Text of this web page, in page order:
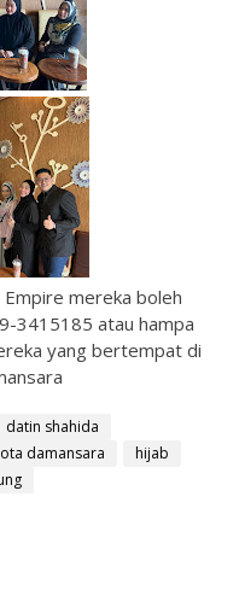
Empire mereka boleh
3415185 atau hampa
yang bertempat di
datin shahida
damansara
hijab